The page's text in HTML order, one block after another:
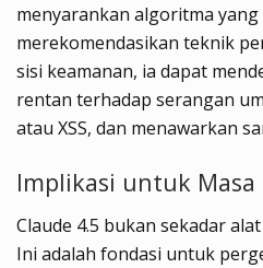
menyarankan algoritma
merekomendasikan teknik
sisi keamanan, ia dapat
rentan terhadap serangan
atau XSS, dan menawarkan
Implikasi untuk Masa
Claude 4.5 bukan sekadar
Ini adalah fondasi untuk